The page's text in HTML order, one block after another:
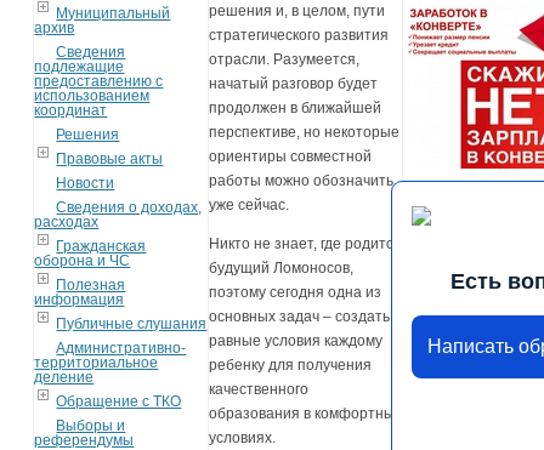
Муниципальный
архив
Сведения
подлежащие
предоставлению с
использованием
координат
Решения
Правовые акты
Новости
Сведения о доходах,
расходах
Гражданская
оборона и ЧС
Полезная
информация
Публичные слушания
Административно-
территориальное
деление
Обращение с ТКО
Выборы и
референдумы
решения и, в целом, пути
стратегического развития
отрасли. Разумеется,
начатый разговор будет
продолжен в ближайшей
перспективе, но некоторые
ориентиры совместной
работы можно обозначить
уже сейчас.
Никто не знает, где родится
будущий Ломоносов,
поэтому сегодня одна из
основных задач – создать
равные условия каждому
ребенку для получения
качественного
образования в комфортных
условиях.
Есть
Написать